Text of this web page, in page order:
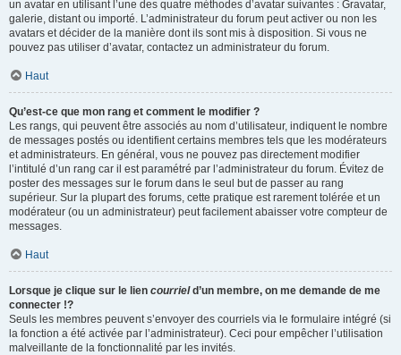
un avatar en utilisant l’une des quatre méthodes d’avatar suivantes : Gravatar,
galerie, distant ou importé. L’administrateur du forum peut activer ou non les
avatars et décider de la manière dont ils sont mis à disposition. Si vous ne
pouvez pas utiliser d’avatar, contactez un administrateur du forum.
Haut
Qu’est-ce que mon rang et comment le modifier ?
Les rangs, qui peuvent être associés au nom d’utilisateur, indiquent le nombre
de messages postés ou identifient certains membres tels que les modérateurs
et administrateurs. En général, vous ne pouvez pas directement modifier
l’intitulé d’un rang car il est paramétré par l’administrateur du forum. Évitez de
poster des messages sur le forum dans le seul but de passer au rang
supérieur. Sur la plupart des forums, cette pratique est rarement tolérée et un
modérateur (ou un administrateur) peut facilement abaisser votre compteur de
messages.
Haut
Lorsque je clique sur le lien courrield’un membre, on me demande de me
connecter !?
Seuls les membres peuvent s’envoyer des courriels via le formulaire intégré (si
la fonction a été activée par l’administrateur). Ceci pour empêcher l’utilisation
malveillante de la fonctionnalité par les invités.